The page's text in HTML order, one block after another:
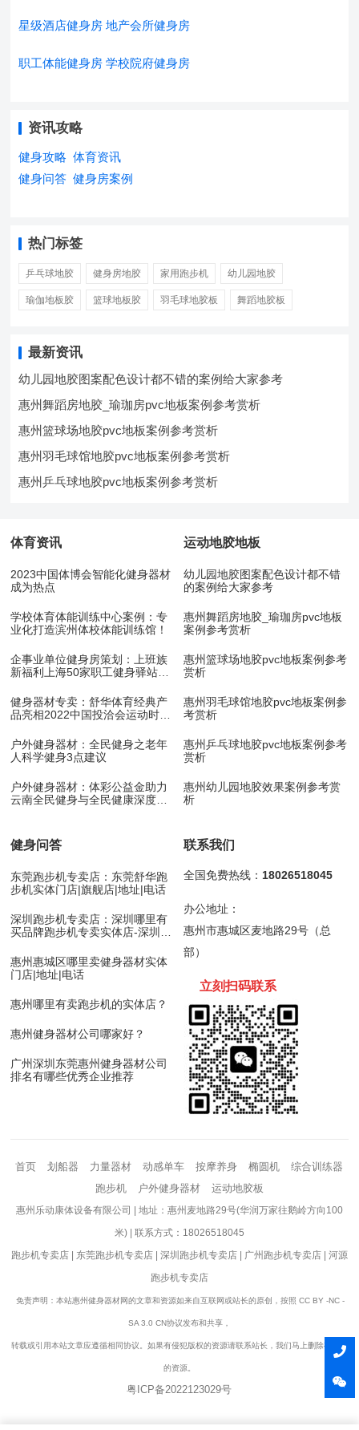
星级酒店健身房 地产会所健身房
职工体能健身房 学校院府健身房
资讯攻略
健身攻略 体育资讯
健身问答 健身房案例
热门标签
乒乓球地胶 健身房地胶 家用跑步机 幼儿园地胶
瑜伽地板胶 篮球地板胶 羽毛球地胶板 舞蹈地胶板
最新资讯
幼儿园地胶图案配色设计都不错的案例给大家参考
惠州舞蹈房地胶_瑜珈房pvc地板案例参考赏析
惠州篮球场地胶pvc地板案例参考赏析
惠州羽毛球馆地胶pvc地板案例参考赏析
惠州乒乓球地胶pvc地板案例参考赏析
体育资讯
2023中国体博会智能化健身器材
成为热点
学校体育体能训练中心案例：专
业化打造滨州体校体能训练馆！
企事业单位健身房策划：上班族
新福利上海50家职工健身驿站10
健身器材专卖：舒华体育经典产
品亮相2022中国投洽会运动时尚
户外健身器材：全民健身之老年
人科学健身3点建议
户外健身器材：体彩公益金助力
云南全民健身与全民健康深度融
运动地胶地板
幼儿园地胶图案配色设计都不错
的案例给大家参考
惠州舞蹈房地胶_瑜珈房pvc地板
案例参考赏析
惠州篮球场地胶pvc地板案例参考
赏析
惠州羽毛球馆地胶pvc地板案例参
考赏析
惠州乒乓球地胶pvc地板案例参考
赏析
惠州幼儿园地胶效果案例参考赏
析
健身问答
东莞跑步机专卖店：东莞舒华跑
步机实体门店|旗舰店|地址|电话
深圳跑步机专卖店：深圳哪里有
买品牌跑步机专卖实体店-深圳舒
惠州惠城区哪里卖健身器材实体
门店|地址|电话
惠州哪里有卖跑步机的实体店？
惠州健身器材公司哪家好？
广州深圳东莞惠州健身器材公司
排名有哪些优秀企业推荐
联系我们
全国免费热线： 18026518045
办公地址：
惠州市惠城区麦地路29号（总
部）
立刻扫码联系
首页 划船器 力量器材 动感单车 按摩养身 椭圆机
综合训练器
跑步机
户外健身器材 运动地胶板
惠州乐动康体设备有限公司 | 地址：惠州麦地路29号(华润万家往鹅岭方向100
米) | 联系方式：18026518045
跑步机专卖店| 东莞跑步机专卖店| 深圳跑步机专卖店| 广州跑步机专卖店| 河源
跑步机专卖店
免责声明：本站惠州健身器材网的文章和资源如来自互联网或站长的原创，按照 CC BY -NC -
SA 3.0 CN协议发布和共享，
转载或引用本站文章应遵循相同协议。如果有侵犯版权的资源请联系站长，我们马上删除有争议
的资源。
粤ICP备2022123029号